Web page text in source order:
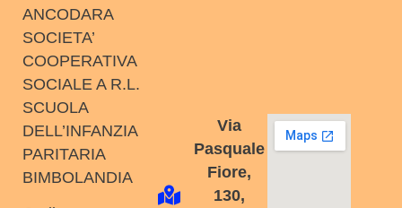
ANCODARA
SOCIETA’
COOPERATIVA
SOCIALE A R.L.
SCUOLA
DELL’INFANZIA
PARITARIA
BIMBOLANDIA
Via
Pasquale
Fiore,
130,